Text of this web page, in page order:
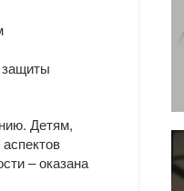
защиты
Детям,
– оказана